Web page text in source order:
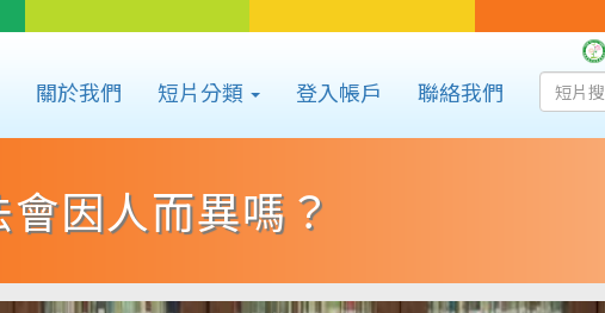
關於我們 短片分類 登入帳戶 聯絡我們
因人而異嗎？